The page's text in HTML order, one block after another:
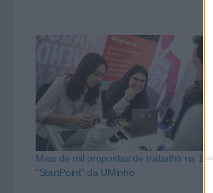
Mais de mil propostas de trabalho na 10ª
“StartPoint” da UMinho